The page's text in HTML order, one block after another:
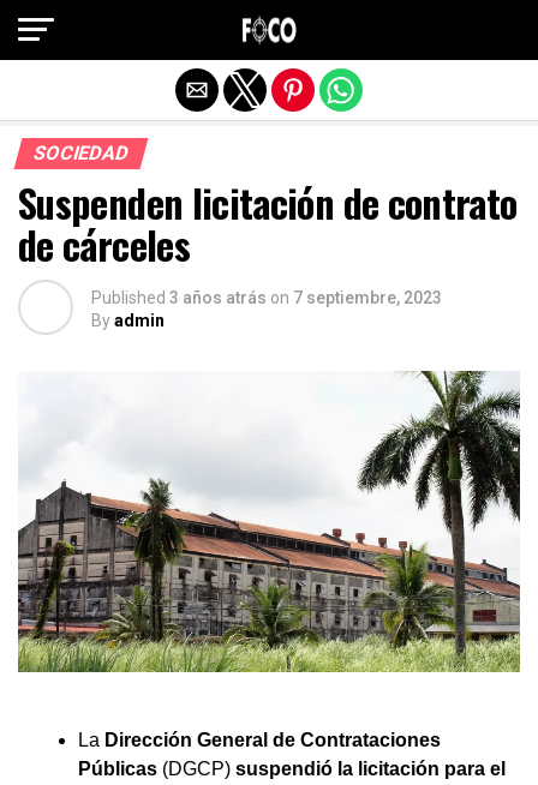
SOCIEDAD
Suspenden licitación de contrato
de cárceles
Published 3 años atrás on 7 septiembre, 2023
Byadmin
La Dirección General de Contrataciones
Públicas (DGCP) suspendió la licitación para el
Salir de la versión móvil